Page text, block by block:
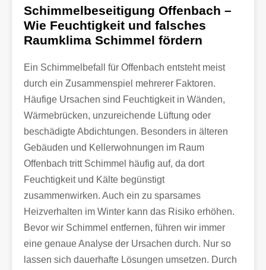
Schimmelbeseitigung Offenbach –
Wie Feuchtigkeit und falsches
Raumklima Schimmel fördern
Ein Schimmelbefall für Offenbach entsteht meist
durch ein Zusammenspiel mehrerer Faktoren.
Häufige Ursachen sind Feuchtigkeit in Wänden,
Wärmebrücken, unzureichende Lüftung oder
beschädigte Abdichtungen. Besonders in älteren
Gebäuden und Kellerwohnungen im Raum
Offenbach tritt Schimmel häufig auf, da dort
Feuchtigkeit und Kälte begünstigt
zusammenwirken. Auch ein zu sparsames
Heizverhalten im Winter kann das Risiko erhöhen.
Bevor wir Schimmel entfernen, führen wir immer
eine genaue Analyse der Ursachen durch. Nur so
lassen sich dauerhafte Lösungen umsetzen. Durch